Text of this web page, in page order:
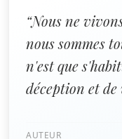
“Nous ne
nous sommes
n'est que
déception et de
AUTEUR